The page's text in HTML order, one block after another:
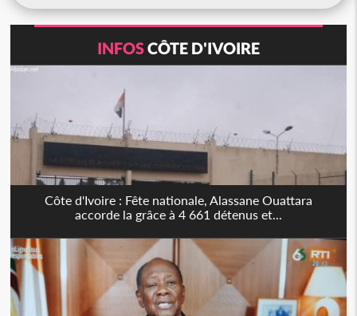
INFOSCÔTE D'IVOIRE
Côte d'Ivoire : Fête nationale, Alassane Ouattara
accorde la grâce à 4 661 détenus et...